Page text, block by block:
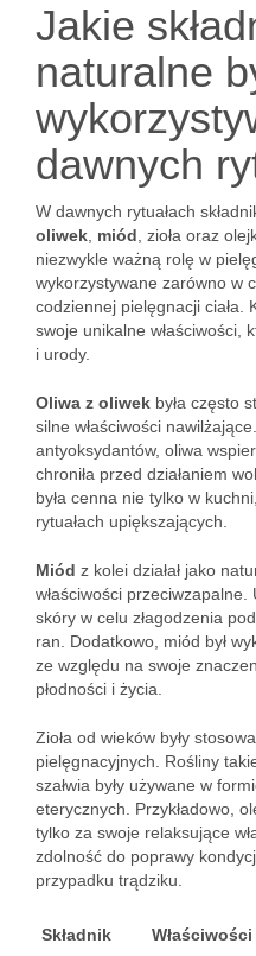
Jakie
naturalne
dawnych
W dawnych rytuałach
oliwek miód , zioła oraz
niezwykle ważną rolę w
wykorzystywane zarówno w
codziennej pielęgnacji ciała.
swoje unikalne właściwości,
i urody.
Oliwa z oliwek była często
silne właściwości
antyoksydantów, oliwa
chroniła przed działaniem
była cenna nie tylko w
rytuałach upiększających.
Miód z kolei działał jako
właściwości
skóry w celu złagodzenia
ran. Dodatkowo, miód był
ze względu na swoje
płodności i życia.
Zioła od wieków były
pielęgnacyjnych. Rośliny
szałwia były używane w
eterycznych. Przykładowo,
tylko za swoje relaksujące
zdolność do poprawy
przypadku trądziku.
Składnik Właściwości